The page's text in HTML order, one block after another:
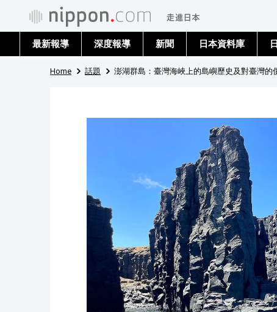
最新報導 深度報導 新聞 日本資料庫
Home 話題 澎湖群島：臺灣海峽上的島嶼歷史及對臺灣的